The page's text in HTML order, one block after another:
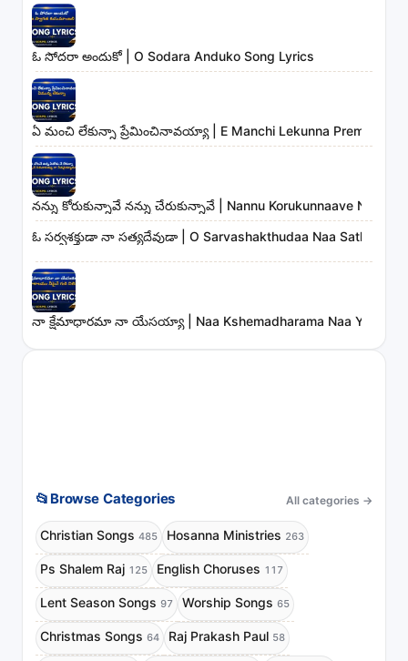
ఓ సోదరా అందుకో | O Sodara Anduko Song Lyrics
ఏ మంచి లేకున్నా ప్రేమించినావయ్యా | E Manchi Lekunna
నన్ను కోరుకున్నావే నన్ను చేరుకున్నావే | Nannu Korukunnaave Nannu
ఓ సర్వశక్తుడా నా సత్యదేవుడా | O Sarvashakthudaa Naa
నా క్షేమాధారమా నా యేసయ్యా | Naa Kshemadharama Naa Yesayya
📂 Browse Categories All categories →
Christian Songs 485 Hosanna Ministries 263
Ps Shalem Raj 125 English Choruses 117
Lent Season Songs 97 Worship Songs 65
Christmas Songs 64 Raj Prakash Paul 58